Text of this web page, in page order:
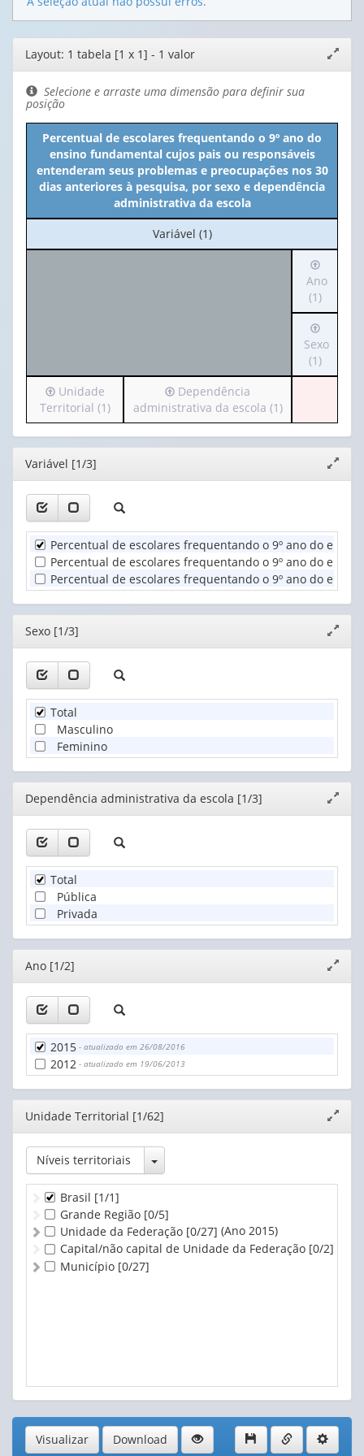
Editor
de
layout
janela
Layout: 1 tabela [1 x 1] - 1 valor
Selecione e arraste uma dimensão para definir sua
posição
Percentual de escolares frequentando o 9º ano do
ensino fundamental cujos pais ou responsáveis
entenderam seus problemas e preocupações nos 30
dias anteriores à pesquisa, por sexo e dependência
administrativa da escola
No
cabeçalho:
Variável (1)
Irá
para
o
cabeçalho
(possui
apenas
1
valor):
(1)
Ano
(1)
Irá
para
o
cabeçalho
1
valor):
Sexo
Sexo
(1)
Irá
para
o
cabeçalho
(possui
apenas
valor):
Unidade
Territorial
(1)
Unidade
Territorial (1)
Irá
para
o
cabeçalho
Dependência
administrativa
da
escola
(1)
Dependência
administrativa da escola (1)
Editor
janela
Variável [1/3]
Percentual de escolares frequentando o 9º ano do
Percentual de escolares frequentando o 9º ano do
Percentual de escolares frequentando o 9º ano do
Editor
janela
Sexo [1/3]
Total
Masculino
Feminino
Editor
janela
Dependência administrativa da escola [1/3]
Total
Pública
Privada
Editor
janela
Ano [1/2]
2015 - atualizado em 26/08/2016
2012 - atualizado em 19/06/2013
Editor
janela
Unidade Territorial [1/62]
Níveis territoriais Toggle Dropdown
Brasil [1/1]
Grande Região [0/5]
Unidade da Federação [0/27] (Ano 2015)
Capital/não capital de Unidade da Federação [0/2]
Município [0/27]
Visualizar Download